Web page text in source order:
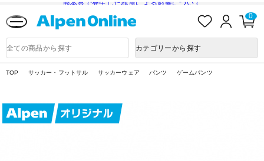
熊本県で発生した地震による影響について
入
ロ
ン
0
品
検
カテゴリーから探す
TOP サッカー・フットサル サッカーウェア パンツ ゲームパンツ